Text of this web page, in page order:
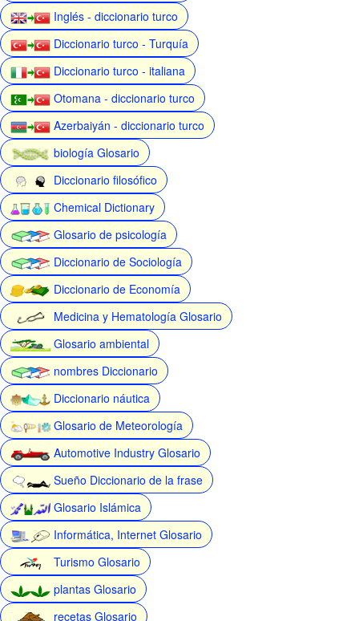
Inglés - diccionario turco
Diccionario turco - Turquía
Diccionario turco - italiana
Otomana - diccionario turco
Azerbaiyán - diccionario turco
biología Glosario
Diccionario filosófico
Chemical Dictionary
Glosario de psicología
Diccionario de Sociología
Diccionario de Economía
Medicina y Hematología Glosario
Glosario ambiental
nombres Diccionario
Diccionario náutica
Glosario de Meteorología
Automotive Industry Glosario
Sueño Diccionario de la frase
Glosario Islámica
Informática, Internet Glosario
Turismo Glosario
plantas Glosario
recetas Glosario